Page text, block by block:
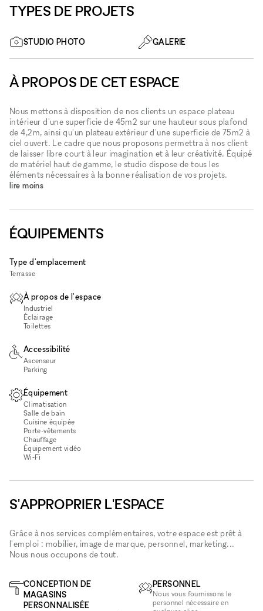
TYPES DE PROJETS
STUDIO PHOTO GALERIE
À PROPOS DE CET ESPACE
Nous mettons à disposition de nos clients un espace plateau
intérieur d'une superficie de 45m2 sur une hauteur sous plafond
de 4,2m, ainsi qu'un plateau extérieur d'une superficie de 75m2 à
ciel ouvert. Le cadre que nous proposons permettra à nos client
de laisser libre court à leur imagination et à leur créativité. Équipé
de matériel haut de gamme, le studio dispose de tous les
éléments nécessaires à la bonne réalisation de vos projets.
lire moins
ÉQUIPEMENTS
Type d'emplacement
Terrasse
À propos de l'espace
Industriel
Éclairage
Toilettes
Accessibilité
Ascenseur
Parking
Équipement
Climatisation
Salle de bain
Cuisine équipée
Porte-vêtements
Chauffage
Équipement vidéo
Wi‑Fi
S'APPROPRIER L'ESPACE
Grâce à nos services complémentaires, votre espace est prêt à
l'emploi : mobilier, image de marque, personnel, marketing...
Nous nous occupons de tout.
CONCEPTION DE
MAGASINS
PERSONNALISÉE
PERSONNEL
Nous vous fournissons le
personnel nécessaire en